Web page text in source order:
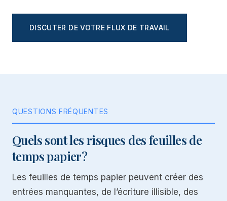
DISCUTER DE VOTRE FLUX DE TRAVAIL
QUESTIONS FRÉQUENTES
Quels sont les risques des feuilles de
temps papier?
Les feuilles de temps papier peuvent créer des
entrées manquantes, de l’écriture illisible, des